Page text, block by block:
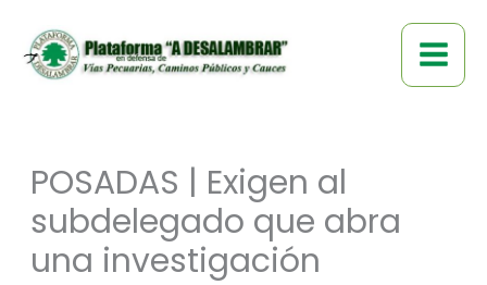
contenido
POSADAS | Exigen al
subdelegado que abra
una investigación